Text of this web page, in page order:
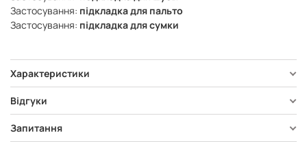
Застосування: підкладка для пальто
Застосування: підкладка для сумки
Характеристики
Відгуки
Запитання